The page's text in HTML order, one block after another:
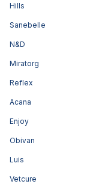
Hills
Sanebelle
N&D
Miratorg
Reflex
Acana
Enjoy
Obivan
Luis
Vetcure